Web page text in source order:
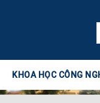
KHOA HỌC CÔNG